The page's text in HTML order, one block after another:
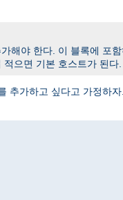
해야 한다. 이 블록에 포
으면 기본 호스트가 된다.
추가하고 싶다고 가정하자.